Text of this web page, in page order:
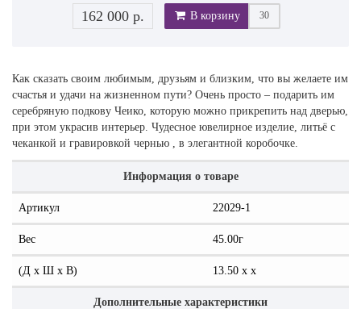
162 000 р. В корзину
Как сказать своим любимым, друзьям и близким, что вы желаете им
счастья и удачи на жизненном пути? Очень просто – подарить им
серебряную подкову Чеико, которую можно прикрепить над дверью,
при этом украсив интерьер. Чудесное ювелирное изделие, литьё с
чеканкой и гравировкой чернью , в элегантной коробочке.
Информация о товаре
Артикул 22029-1
Вес 45.00г
(Д x Ш x В) 13.50 x x
Дополнительные характеристики